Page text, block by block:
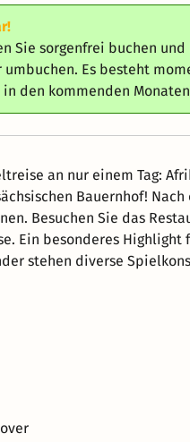
Sie sorgenfrei buchen
Es besteht
den kommenden
an nur einem Tag:
einem aufregenden Tag im
Besuchen Sie das
stehen diverse
und ist vor Ort